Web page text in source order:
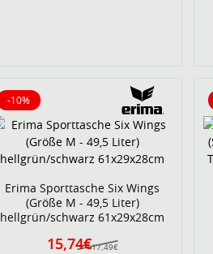
Erima Sporttasche Six Wings
(Größe M - 49,5 Liter)
hellgrün/schwarz 61x29x28cm
17,49€
15,74€
-10%
10% reduziert